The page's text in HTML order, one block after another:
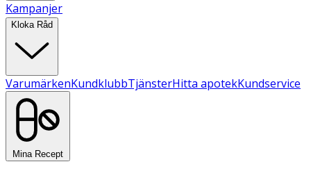
Kampanjer
Kloka Råd
VarumärkenKundklubbTjänsterHitta apotekKundservice
Mina Recept